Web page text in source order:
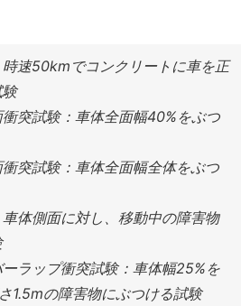
速50kmでコンクリートに車を正
突試験：車体全面幅40%をぶつ
突試験：車体全面幅全体をぶつ
体側面に対し、移動中の障害物
ラップ衝突試験：車体幅25%を
1.5mの障害物にぶつける試験